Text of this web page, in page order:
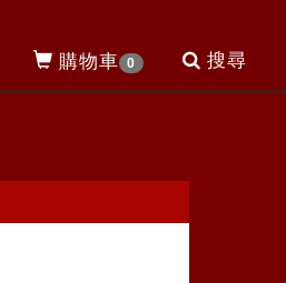
購物車 0 搜尋